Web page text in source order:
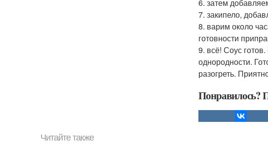
6. затем
7. закипело,
8. варим около
готовности
9. всё! Соус
однородности.
разогреть.
Понравилось?
Читайте также